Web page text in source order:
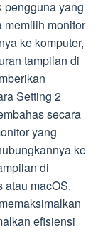
pengguna yang
memilih monitor
ke komputer,
tampilan di
Setting 2
secara
yang
ke
di
atau macOS.
efisiensi